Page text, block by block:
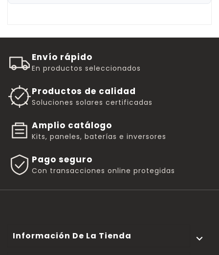
Envío rápido
En productos seleccionados
Productos de calidad
Soluciones solares certificadas
Amplio catálogo
Kits, paneles, baterías e inversores
Pago seguro
Con transacciones online protegidas
Información De La Tienda 